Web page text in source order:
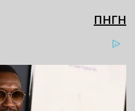
ΠΗΓΗ